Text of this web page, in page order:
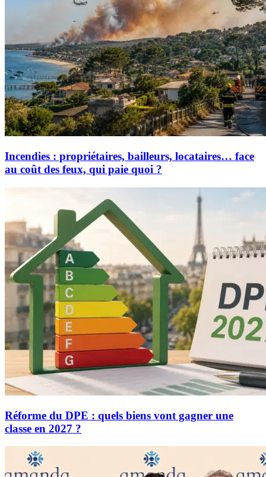
Incendies : propriétaires, bailleurs, locataires… face
au coût des feux, qui paie quoi ?
Réforme du DPE : quels biens vont gagner une
classe en 2027 ?